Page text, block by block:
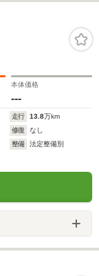
本体価格
---
走行 13.8万km
修復
なし
整備
法定整備別